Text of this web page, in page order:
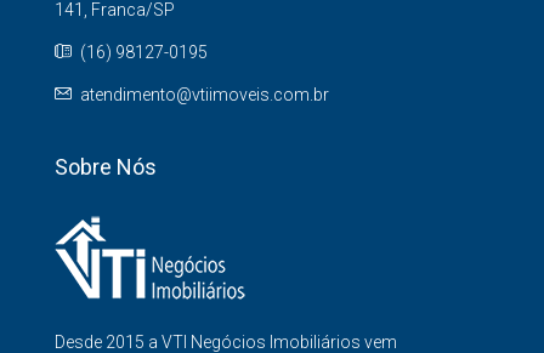
141, Franca/SP
(16) 98127-0195
atendimento@vtiimoveis.com.br
Sobre Nós
Desde 2015 a VTI Negócios Imobiliários vem